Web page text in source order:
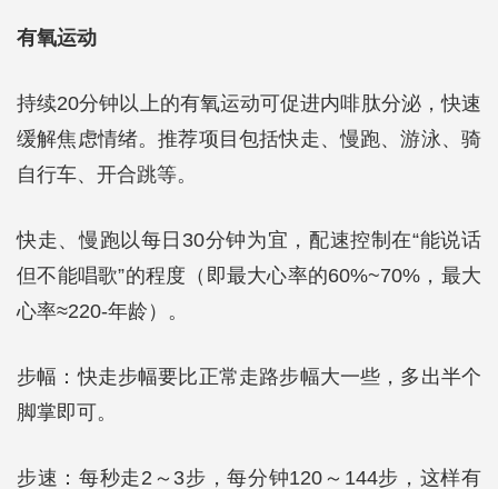
有氧运动
持续20分钟以上的有氧运动可促进内啡肽分泌，快速
缓解焦虑情绪。推荐项目包括快走、慢跑、游泳、骑
自行车、开合跳等。
快走、慢跑以每日30分钟为宜，配速控制在“能说话
但不能唱歌”的程度（即最大心率的60%~70%，最大
心率≈220-年龄）。
步幅：快走步幅要比正常走路步幅大一些，多出半个
脚掌即可。
步速：每秒走2～3步，每分钟120～144步，这样有